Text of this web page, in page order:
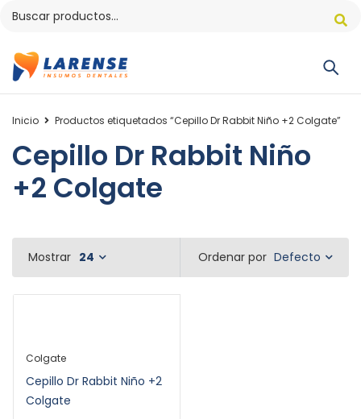
Inicio Productos etiquetados “Cepillo Dr Rabbit Niño +2 Colgate”
Cepillo Dr Rabbit Niño
+2 Colgate
Ordenar por Defecto
Mostrar 24
Colgate
Cepillo Dr Rabbit Niño +2
Colgate